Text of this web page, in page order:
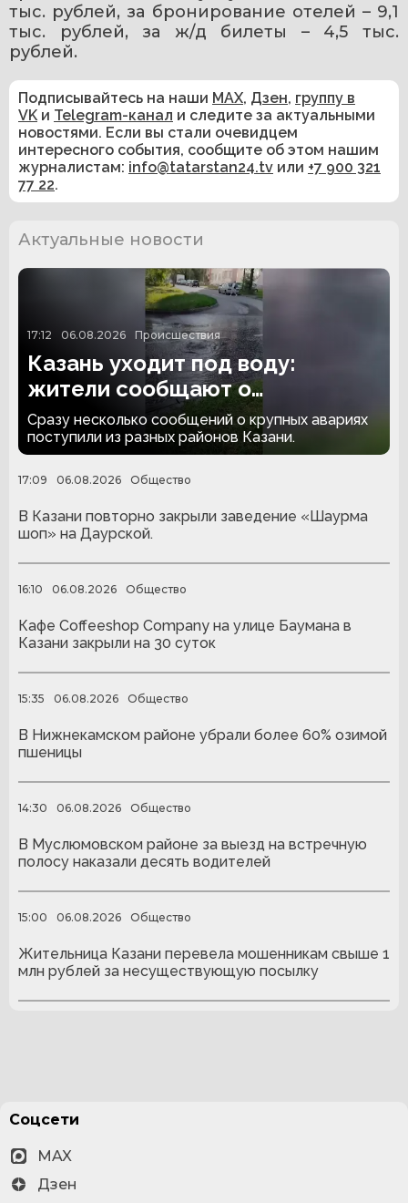
тыс. рублей, за бронирование отелей – 9,1
тыс. рублей, за ж/д билеты – 4,5 тыс.
рублей.
Подписывайтесь на наши MAX, Дзен, группу в
VK и Telegram-канал и следите за актуальными
новостями. Если вы стали очевидцем
интересного события, сообщите об этом нашим
журналистам: info@tatarstan24.tv или +7 900 321
77 22.
Актуальные новости
17:12 06.08.2026 Происшествия
Казань уходит под воду:
жители сообщают о
коммунальных авариях в разных
районах
Сразу несколько сообщений о крупных авариях
поступили из разных районов Казани.
17:09 06.08.2026 Общество
В Казани повторно закрыли заведение «Шаурма
шоп» на Даурской.
16:10 06.08.2026 Общество
Кафе Coffeeshop Company на улице Баумана в
Казани закрыли на 30 суток
15:35 06.08.2026 Общество
В Нижнекамском районе убрали более 60% озимой
пшеницы
14:30 06.08.2026 Общество
В Муслюмовском районе за выезд на встречную
полосу наказали десять водителей
15:00 06.08.2026 Общество
Жительница Казани перевела мошенникам свыше 1
млн рублей за несуществующую посылку
Соцсети
MAX
Дзен